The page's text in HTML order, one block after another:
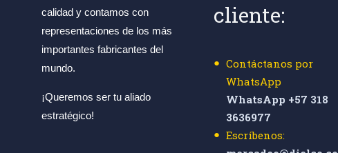
calidad y contamos con
representaciones de los más
importantes fabricantes del
mundo.
¡Queremos ser tu aliado
estratégico!
cliente:
Contáctanos por
WhatsApp
WhatsApp +57 318
3636977
Escríbenos: